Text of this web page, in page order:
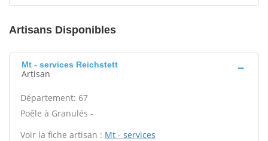
Artisans Disponibles
Mt - services Reichstett
Artisan
Département: 67
Poêle à Granulés -
Voir la fiche artisan : Mt - services